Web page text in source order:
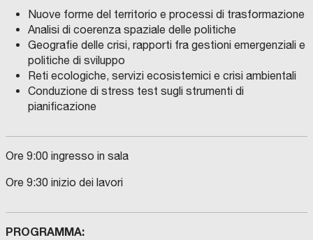
Nuove forme del territorio e processi di trasformazione
Analisi di coerenza spaziale delle politiche
Geografie delle crisi, rapporti fra gestioni emergenziali e
politiche di sviluppo
Reti ecologiche, servizi ecosistemici e crisi ambientali
Conduzione di stress test sugli strumenti di
pianificazione
Ore 9:00 ingresso in sala
Ore 9:30 inizio dei lavori
PROGRAMMA: